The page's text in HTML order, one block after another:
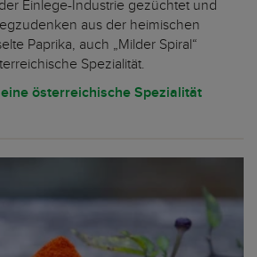
Einlege-Industrie gezüchtet und
aus der heimischen
Paprika, auch „Milder Spiral“
Spezialität.
österreichische Spezialität